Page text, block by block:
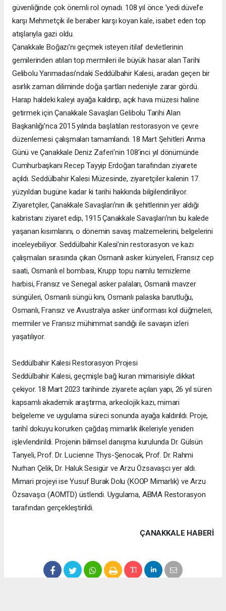
güvenliğinde çok önemli rol oynadı. 108 yıl önce ’yedi düvel’e
karşı Mehmetçik ile beraber karşı koyan kale, isabet eden top
atışlarıyla gazi oldu.
Çanakkale Boğazı’nı geçmek isteyen itilaf devletlerinin
gemilerinden atılan top mermileri ile büyük hasar alan Tarihi
Gelibolu Yarımadası’ndaki Seddülbahir Kalesi, aradan geçen bir
asırlık zaman diliminde doğa şartları nedeniyle zarar gördü.
Harap haldeki kaleyi ayağa kaldırıp, açık hava müzesi haline
getirmek için Çanakkale Savaşları Gelibolu Tarihi Alan
Başkanlığı’nca 2015 yılında başlatılan restorasyon ve çevre
düzenlemesi çalışmaları tamamlandı. 18 Mart Şehitleri Anma
Günü ve Çanakkale Deniz Zaferi’nin 108’inci yıl dönümünde
Cumhurbaşkanı Recep Tayyip Erdoğan tarafından ziyarete
açıldı. Seddülbahir Kalesi Müzesinde, ziyaretçiler kalenin 17.
yüzyıldan bugüne kadar ki tarihi hakkında bilgilendiriliyor.
Ziyaretçiler, Çanakkale Savaşları’nın ilk şehitlerinin yer aldığı
kabristanı ziyaret edip, 1915 Çanakkale Savaşları’nın bu kalede
yaşanan kısımlarını, o dönemin savaş malzemelerini, belgelerini
inceleyebiliyor. Seddülbahir Kalesi’nin restorasyon ve kazı
çalışmaları sırasında çıkan Osmanlı asker künyeleri, Fransız cep
saati, Osmanlı el bombası, Krupp topu namlu temizleme
harbisi, Fransız ve Senegal asker palaları, Osmanlı mavzer
süngüleri, Osmanlı süngü kını, Osmanlı palaska barutluğu,
Osmanlı, Fransız ve Avustralya asker üniforması kol düğmeleri,
mermiler ve Fransız mühimmat sandığı ile savaşın izleri
yaşatılıyor.
Seddülbahir Kalesi Restorasyon Projesi
Seddülbahir Kalesi, geçmişle bağ kuran mimarisiyle dikkat
çekiyor. 18 Mart 2023 tarihinde ziyarete açılan yapı, 26 yıl süren
kapsamlı akademik araştırma, arkeolojik kazı, mimari
belgeleme ve uygulama süreci sonunda ayağa kaldırıldı. Proje,
tarihî dokuyu korurken çağdaş mimarlık ilkeleriyle yeniden
işlevlendirildi. Projenin bilimsel danışma kurulunda Dr. Gülsün
Tanyeli, Prof. Dr. Lucienne Thys-Şenocak, Prof. Dr. Rahmi
Nurhan Çelik, Dr. Haluk Sesigür ve Arzu Özsavaşcı yer aldı.
Mimari projeyi ise Yusuf Burak Dolu (KOOP Mimarlık) ve Arzu
Özsavaşcı (AOMTD) üstlendi. Uygulama, ABMA Restorasyon
tarafından gerçekleştirildi.
ÇANAKKALE HABERİ